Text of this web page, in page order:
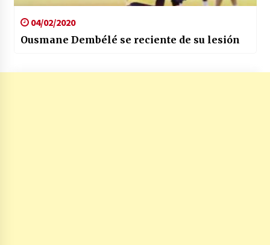
04/02/2020
Ousmane Dembélé se reciente de su lesión